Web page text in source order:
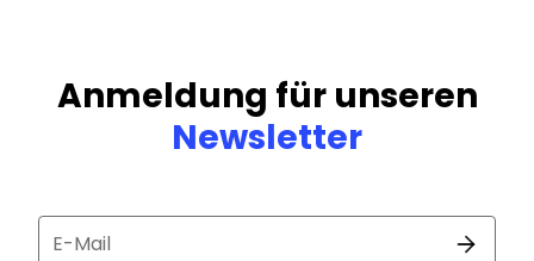
Anmeldung für unseren
Newsletter
E-Mail